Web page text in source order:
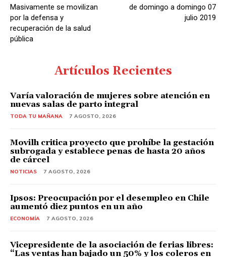
Masivamente se movilizan
por la defensa y
recuperación de la salud
pública
de domingo a domingo 07
julio 2019
Artículos Recientes
Varía valoración de mujeres sobre atención en
nuevas salas de parto integral
TODA TU MAÑANA 7 AGOSTO, 2026
Movilh critica proyecto que prohíbe la gestación
subrogada y establece penas de hasta 20 años
de cárcel
NOTICIAS 7 AGOSTO, 2026
Ipsos: Preocupación por el desempleo en Chile
aumentó diez puntos en un año
ECONOMÍA 7 AGOSTO, 2026
Vicepresidente de la asociación de ferias libres:
“Las ventas han bajado un 50% y los coleros en